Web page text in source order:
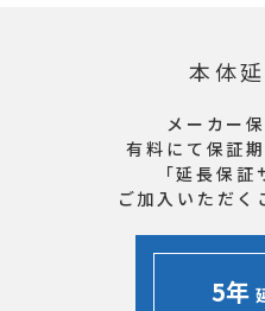
本体
メーカー
有料にて保証
「延長保
ご加入いただく
5年